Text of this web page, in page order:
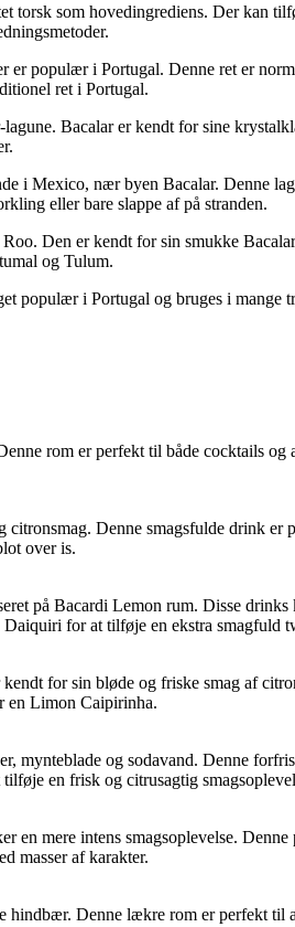
torsk som hovedingrediens. Der kan
er populær i Portugal. Denne ret er
ret i Portugal.
Bacalar er kendt for sine
i Mexico, nær byen Bacalar. Denne
eller bare slappe af på stranden.
Den er kendt for sin smukke
og Tulum.
populær i Portugal og bruges i
rom er perfekt til både cocktails
Denne smagsfulde drink
over is.
på Bacardi Lemon rum. Disse
for at tilføje en ekstra smagfuld
for sin bløde og friske smag af
en Limon Caipirinha.
mynteblade og sodavand. Denne
en frisk og citrusagtig
en mere intens smagsoplevelse.
masser af karakter.
hindbær. Denne lækre rom er perfekt